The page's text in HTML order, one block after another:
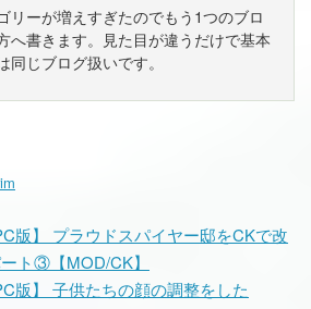
リーが増えすぎたのでもう1つのブロ
へ書きます。見た目が違うだけで基本
同じブログ扱いです。
版】 プラウドスパイヤー邸をCKで改
ト③【MOD/CK】
版】 子供たちの顔の調整をした